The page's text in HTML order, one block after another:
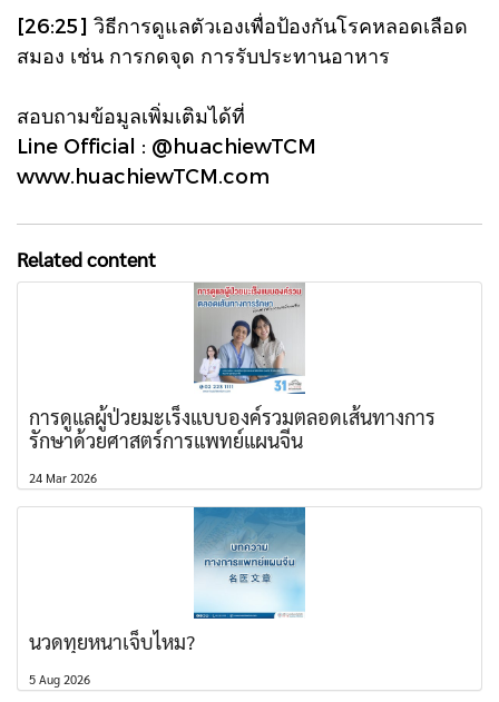
[26:25] วิธีการดูแลตัวเองเพื่อป้องกันโรคหลอดเลือด
สมอง เช่น การกดจุด การรับประทานอาหาร
สอบถามข้อมูลเพิ่มเติมได้ที่
Line Official : @huachiewTCM
www.huachiewTCM.com
Related content
การดูแลผู้ป่วยมะเร็งแบบองค์รวมตลอดเส้นทางการ
รักษาด้วยศาสตร์การแพทย์แผนจีน
24 Mar 2026
นวดทุยหนาเจ็บไหม?
5 Aug 2026